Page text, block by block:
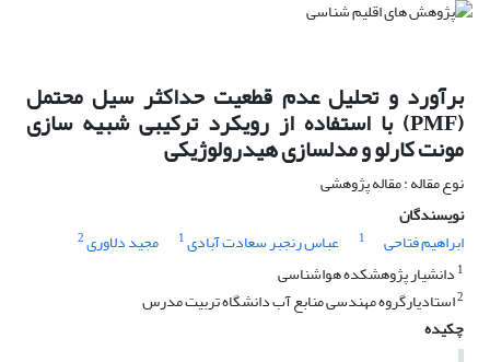
برآورد و تحلیل عدم قطعیت حداکثر سیل محتمل
(PMF) با استفاده از رویکرد ترکیبی شبیه سازی
مونت کارلو و مدلسازی هیدرولوژیکی
نوع مقاله : مقاله پژوهشی
نویسندگان
ابراهیم فتاحی
1 عباس رنجبر سعادت آبادی1 مجید دلاوری2
1 دانشیار پژوهشکده هواشناسی
2استادیارگروه مهندسی منابع آب دانشگاه تربیت مدرس
چکیده